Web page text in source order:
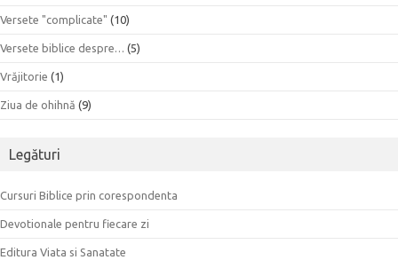
Versete "complicate" (10)
Versete biblice despre… (5)
Vrăjitorie (1)
Ziua de ohihnă (9)
Legături
Cursuri Biblice prin corespondenta
Devotionale pentru fiecare zi
Editura Viata si Sanatate